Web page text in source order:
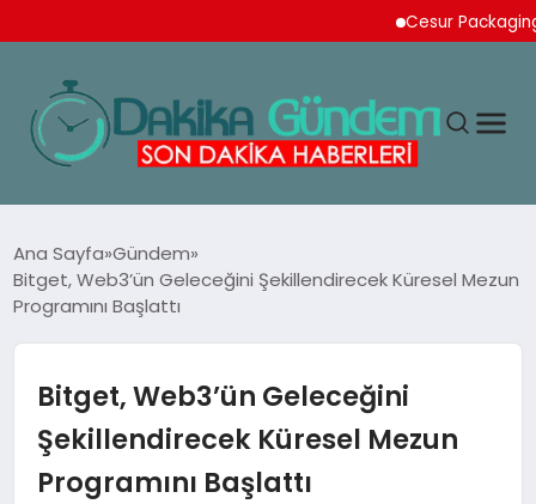
Cesur Packaging,
TEKNOLOJI
SPOR
YAŞAM
Ana Sayfa Gündem
Bitget, Web3’ün Geleceğini Şekillendirecek Küresel Mezun
Programını Başlattı
Bitget, Web3’ün Geleceğini
Şekillendirecek Küresel Mezun
Programını Başlattı